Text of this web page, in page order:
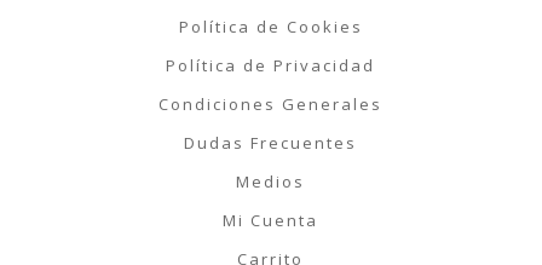
Política de Cookies
Política de Privacidad
Condiciones Generales
Dudas Frecuentes
Medios
Mi Cuenta
Carrito